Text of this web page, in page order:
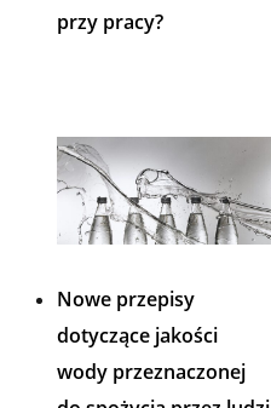
przy pracy?
Nowe przepisy
dotyczące jakości
wody przeznaczonej